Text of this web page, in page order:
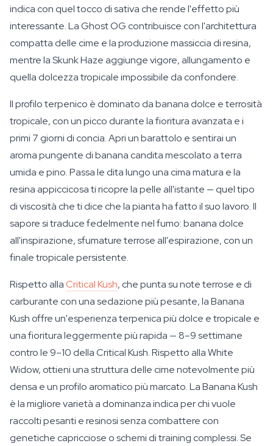
indica con quel tocco di sativa che rende l'effetto più
interessante. La Ghost OG contribuisce con l'architettura
compatta delle cime e la produzione massiccia di resina,
mentre la Skunk Haze aggiunge vigore, allungamento e
quella dolcezza tropicale impossibile da confondere.
Il profilo terpenico è dominato da banana dolce e terrosità
tropicale, con un picco durante la fioritura avanzata e i
primi 7 giorni di concia. Apri un barattolo e sentirai un
aroma pungente di banana candita mescolato a terra
umida e pino. Passa le dita lungo una cima matura e la
resina appiccicosa ti ricopre la pelle all'istante — quel tipo
di viscosità che ti dice che la pianta ha fatto il suo lavoro. Il
sapore si traduce fedelmente nel fumo: banana dolce
all'inspirazione, sfumature terrose all'espirazione, con un
finale tropicale persistente.
Rispetto allaCritical Kush, che punta su note terrose e di
carburante con una sedazione più pesante, la Banana
Kush offre un'esperienza terpenica più dolce e tropicale e
una fioritura leggermente più rapida — 8–9 settimane
contro le 9–10 della Critical Kush. Rispetto alla White
Widow, ottieni una struttura delle cime notevolmente più
densa e un profilo aromatico più marcato. La Banana Kush
è la migliore varietà a dominanza indica per chi vuole
raccolti pesanti e resinosi senza combattere con
genetiche capricciose o schemi di training complessi. Se